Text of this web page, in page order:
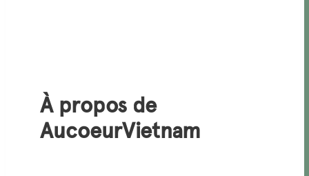
À propos de
AucoeurVietnam